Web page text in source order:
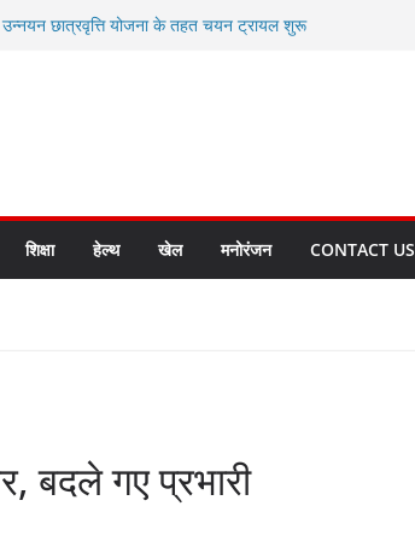
उन्नयन छात्रवृत्ति योजना के तहत चयन ट्रायल शुरू
के लिए अल्मोड़ा की गर्विता भाकुनी का
मित्र कैडेट्स का हुआ है चयन
सबसे बड़ी ताकत : मुख्यमंत्री पुष्कर सिंह धामी
बनाने के संकल्प को करना होगा साकार- मुख्यमंत्री
शिक्षा हेल्थ खेल मनोरंजन CONTACT US
बदले गए प्रभारी